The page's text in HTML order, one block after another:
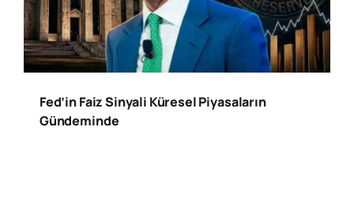
Fed’in Faiz Sinyali Küresel Piyasaların
Gündeminde